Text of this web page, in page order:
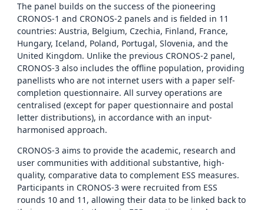
The panel builds on the success of the pioneering
CRONOS-1 and CRONOS-2 panels and is fielded in 11
countries: Austria, Belgium, Czechia, Finland, France,
Hungary, Iceland, Poland, Portugal, Slovenia, and the
United Kingdom. Unlike the previous CRONOS-2 panel,
CRONOS-3 also includes the offline population, providing
panellists who are not internet users with a paper self-
completion questionnaire. All survey operations are
centralised (except for paper questionnaire and postal
letter distributions), in accordance with an input-
harmonised approach.
CRONOS-3 aims to provide the academic, research and
user communities with additional substantive, high-
quality, comparative data to complement ESS measures.
Participants in CRONOS-3 were recruited from ESS
rounds 10 and 11, allowing their data to be linked back to